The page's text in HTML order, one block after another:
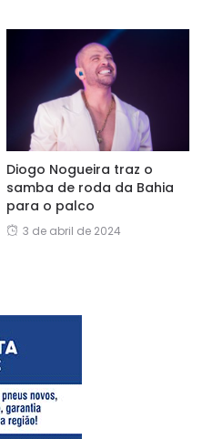
Diogo Nogueira traz o
samba de roda da Bahia
para o palco
3 de abril de 2024